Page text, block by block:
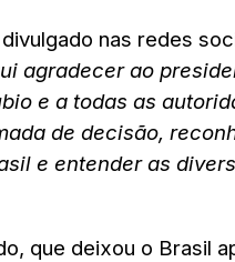
nas redes
agradecer ao
e a todas as
de decisão,
e entender as
que deixou o Brasil